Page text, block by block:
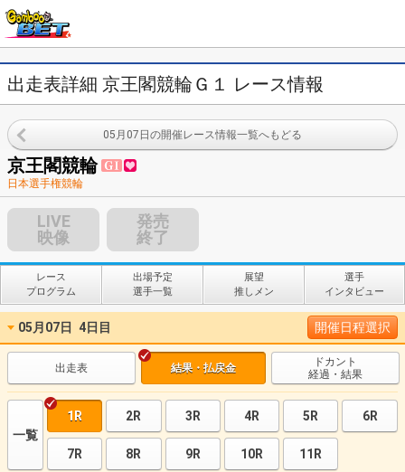
出走表詳細 京王閣競輪Ｇ１ レース情報
05月07日の開催レース情報一覧へもどる
京王閣競輪
日本選手権競輪
LIVE
映像
発売
終了
レース
プログラム
出場予定
選手一覧
展望
推しメン
選手
インタビュー
05月07日 4日目 開催日程選択
出走表 結果・払戻金
ドカント
経過・結果
一覧
1R 2R 3R 4R 5R 6R
7R 8R 9R 10R 11R